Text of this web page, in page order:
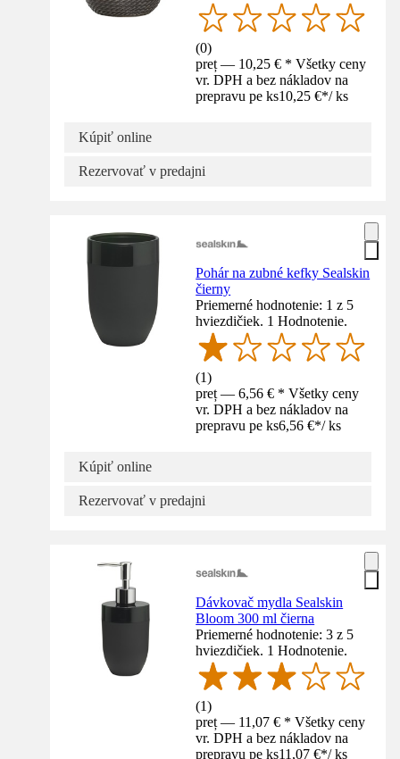
(0)
preț — 10,25 € * Všetky ceny
vr. DPH a bez nákladov na
prepravu pe ks10,25 €*/ ks
Kúpiť online
Rezervovať v predajni
Pohár na zubné kefky Sealskin
čierny
Priemerné hodnotenie: 1 z 5
hviezdičiek. 1 Hodnotenie.
(1)
preț — 6,56 € * Všetky ceny
vr. DPH a bez nákladov na
prepravu pe ks6,56 €*/ ks
Kúpiť online
Rezervovať v predajni
Dávkovač mydla Sealskin
Bloom 300 ml čierna
Priemerné hodnotenie: 3 z 5
hviezdičiek. 1 Hodnotenie.
(1)
preț — 11,07 € * Všetky ceny
vr. DPH a bez nákladov na
prepravu pe ks11,07 €*/ ks